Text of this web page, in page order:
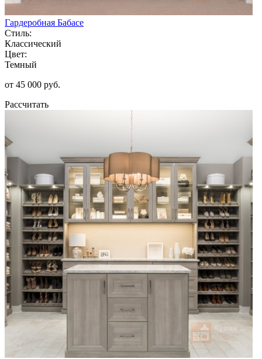
Гардеробная Бабасе
Стиль:
Классический
Цвет:
Темный
от 45 000 руб.
Рассчитать